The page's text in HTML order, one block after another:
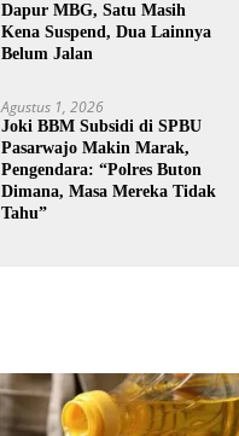
Dapur MBG, Satu Masih
Kena Suspend, Dua Lainnya
Belum Jalan
Agustus 1, 2026
Joki BBM Subsidi di SPBU
Pasarwajo Makin Marak,
Pengendara: “Polres Buton
Dimana, Masa Mereka Tidak
Tahu”